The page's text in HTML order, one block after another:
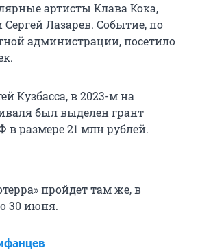
артисты Клава Кока,
Лазарев. Событие, по
администрации, посетило
Кузбасса, в 2023-м на
был выделен грант
в размере 21 млн рублей.
пройдет там же, в
30 июня.